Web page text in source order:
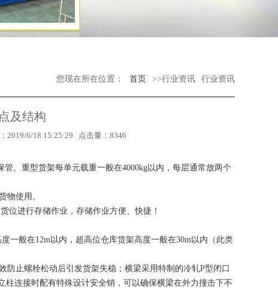
您现在所在位置： 首页 >>行业资讯 行业资讯
及结构
2019/6/18 15:25:29 点击量：8346
。重型货架每单元载重一般在4000kg以内，每层通常放两个
物使用。
位进行存储作业，存储作业方便、快捷！
一般在12m以内，超高位仓库货架高度一般在30m以内（此类
止螺栓松动后引发货架失稳；横梁采用特制的冷轧P型闭口
连接时配有特殊设计安全销，可以确保横梁在外力撞击下不